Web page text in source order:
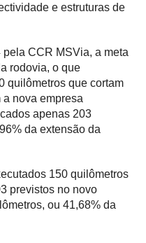
e estruturas de
CCR MSVia, a meta
rodovia, o que
quilômetros que cortam
a nova empresa
apenas 203
da extensão da
150 quilômetros
previstos no novo
ou 41,68% da